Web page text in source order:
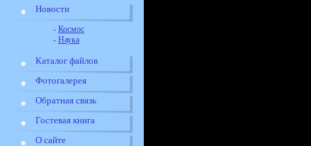
Новости
- Космос
- Наука
Каталог файлов
Фотогалерея
Обратная связь
Гостевая книга
О сайте